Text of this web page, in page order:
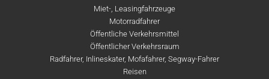
Miet-, Leasingfahrzeuge
Motorradfahrer
Öffentliche Verkehrsmittel
Öffentlicher Verkehrsraum
Radfahrer, Inlineskater, Mofafahrer, Segway-Fahrer
Reisen